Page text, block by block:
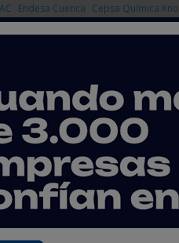
Endesa Cuenca Cepsa Química